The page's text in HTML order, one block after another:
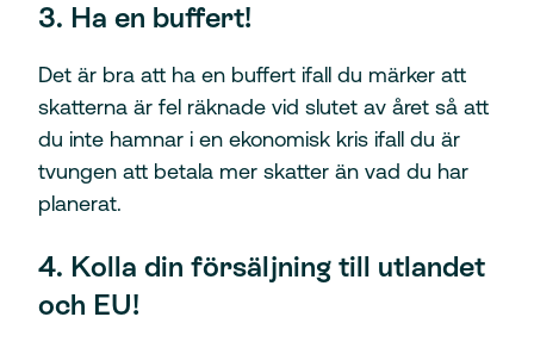
3. Ha en buffert!
Det är bra att ha en buffert ifall du märker att
skatterna är fel räknade vid slutet av året så att
du inte hamnar i en ekonomisk kris ifall du är
tvungen att betala mer skatter än vad du har
planerat.
4. Kolla din försäljning till utlandet
och EU!